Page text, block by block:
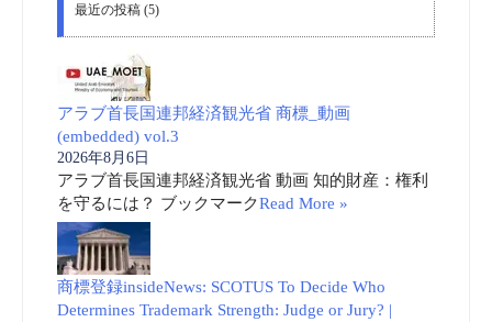
最近の投稿 (5)
アラブ首長国連邦経済観光省 商標_動画
(embedded) vol.3
2026年8月6日
アラブ首長国連邦経済観光省 動画 知的財産：権利
を守るには？ ブックマークRead More »
商標登録insideNews: SCOTUS To Decide Who
Determines Trademark Strength: Judge or Jury? |